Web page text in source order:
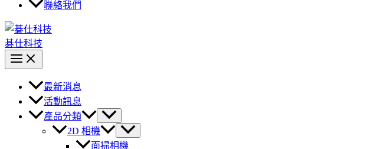
聯絡我們
碁仕科技
最新消息
活動訊息
產品分類
2D 相機
面掃相機